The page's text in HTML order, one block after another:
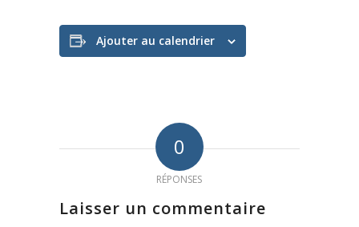
Ajouter au calendrier
0
RÉPONSES
Laisser un commentaire